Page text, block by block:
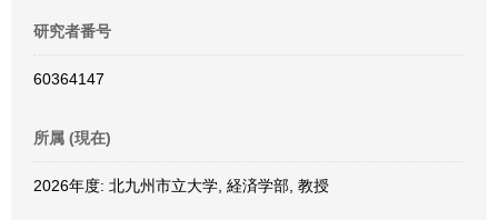
研究者番号
60364147
所属 (現在)
2026年度: 北九州市立大学, 経済学部, 教授